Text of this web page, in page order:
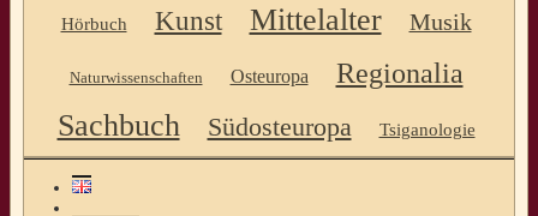
Hörbuch Kunst Mittelalter Musik
Naturwissenschaften Osteuropa Regionalia
Sachbuch Südosteuropa Tsiganologie